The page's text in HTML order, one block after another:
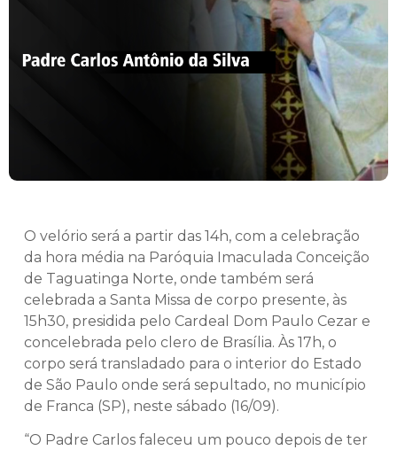
O velório será a partir das 14h, com a celebração
da hora média na Paróquia Imaculada Conceição
de Taguatinga Norte, onde também será
celebrada a Santa Missa de corpo presente, às
15h30, presidida pelo Cardeal Dom Paulo Cezar e
concelebrada pelo clero de Brasília. Às 17h, o
corpo será transladado para o interior do Estado
de São Paulo onde será sepultado, no município
de Franca (SP), neste sábado (16/09).
“O Padre Carlos faleceu um pouco depois de ter